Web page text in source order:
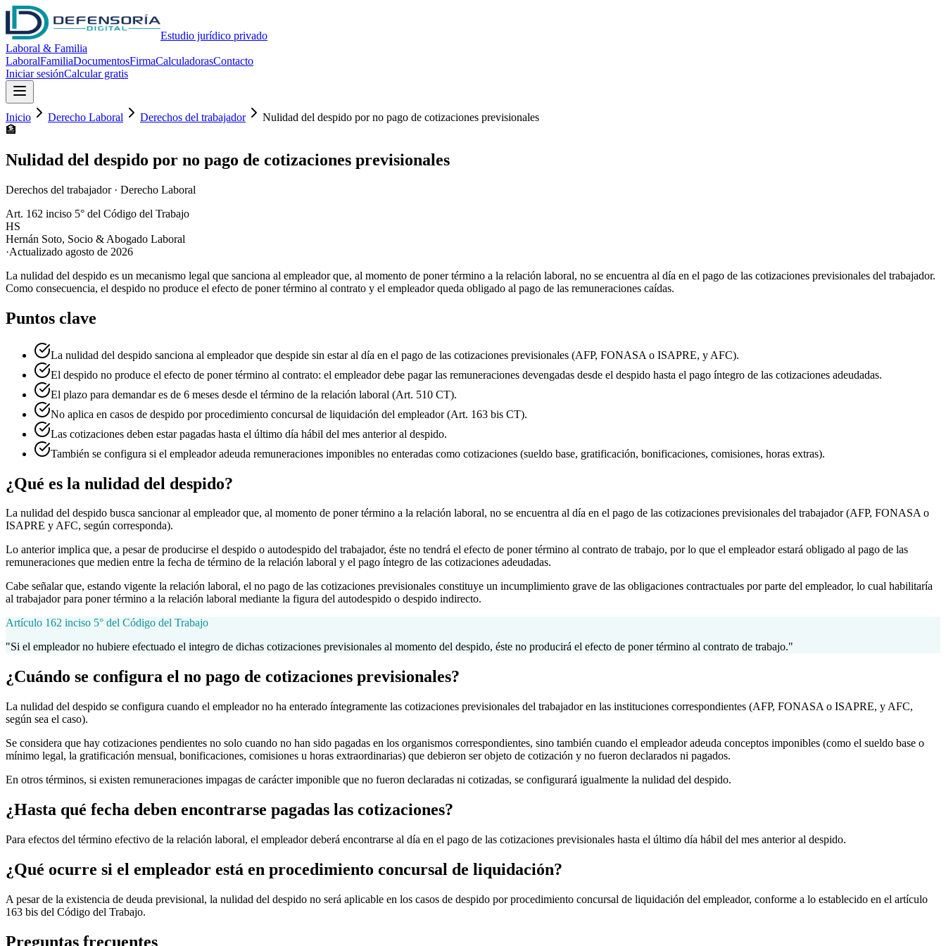
Estudio jurídico privado
Laboral & Familia
LaboralFamiliaDocumentosFirmaCalculadorasContacto
Iniciar sesiónCalcular gratis
Inicio Derecho Laboral Derechos del trabajador
Nulidad del despido por no pago de cotizaciones previsionales
🏦
Nulidad del despido por no pago de cotizaciones previsionales
Derechos del trabajador· Derecho Laboral
Art. 162 inciso 5° del Código del Trabajo
HS
Hernán Soto, Socio & Abogado Laboral
·Actualizado agosto de 2026
La nulidad del despido es un mecanismo legal que sanciona al empleador que, al momento de poner término a la relación laboral, no se encuentra al día en el pago de las cotizaciones previsionales del trabajador.
Como consecuencia, el despido no produce el efecto de poner término al contrato y el empleador queda obligado al pago de las remuneraciones caídas.
Puntos clave
La nulidad del despido sanciona al empleador que despide sin estar al día en el pago de las cotizaciones previsionales (AFP, FONASA o ISAPRE, y AFC).
El despido no produce el efecto de poner término al contrato: el empleador debe pagar las remuneraciones devengadas desde el despido hasta el pago íntegro de las cotizaciones adeudadas.
El plazo para demandar es de 6 meses desde el término de la relación laboral (Art. 510 CT).
No aplica en casos de despido por procedimiento concursal de liquidación del empleador (Art. 163 bis CT).
Las cotizaciones deben estar pagadas hasta el último día hábil del mes anterior al despido.
También se configura si el empleador adeuda remuneraciones imponibles no enteradas como cotizaciones (sueldo base, gratificación, bonificaciones, comisiones, horas extras).
¿Qué es la nulidad del despido?
La nulidad del despido busca sancionar al empleador que, al momento de poner término a la relación laboral, no se encuentra al día en el pago de las cotizaciones previsionales del trabajador (AFP, FONASA o
ISAPRE y AFC, según corresponda).
Lo anterior implica que, a pesar de producirse el despido o autodespido del trabajador, éste no tendrá el efecto de poner término al contrato de trabajo, por lo que el empleador estará obligado al pago de las
remuneraciones que medien entre la fecha de término de la relación laboral y el pago íntegro de las cotizaciones adeudadas.
Cabe señalar que, estando vigente la relación laboral, el no pago de las cotizaciones previsionales constituye un incumplimiento grave de las obligaciones contractuales por parte del empleador, lo cual habilitaría
al trabajador para poner término a la relación laboral mediante la figura del autodespido o despido indirecto.
Artículo 162 inciso 5° del Código del Trabajo
"Si el empleador no hubiere efectuado el integro de dichas cotizaciones previsionales al momento del despido, éste no producirá el efecto de poner término al contrato de trabajo."
¿Cuándo se configura el no pago de cotizaciones previsionales?
La nulidad del despido se configura cuando el empleador no ha enterado íntegramente las cotizaciones previsionales del trabajador en las instituciones correspondientes (AFP, FONASA o ISAPRE, y AFC,
según sea el caso).
Se considera que hay cotizaciones pendientes no solo cuando no han sido pagadas en los organismos correspondientes, sino también cuando el empleador adeuda conceptos imponibles (como el sueldo base o
mínimo legal, la gratificación mensual, bonificaciones, comisiones u horas extraordinarias) que debieron ser objeto de cotización y no fueron declarados ni pagados.
En otros términos, si existen remuneraciones impagas de carácter imponible que no fueron declaradas ni cotizadas, se configurará igualmente la nulidad del despido.
¿Hasta qué fecha deben encontrarse pagadas las cotizaciones?
Para efectos del término efectivo de la relación laboral, el empleador deberá encontrarse al día en el pago de las cotizaciones previsionales hasta el último día hábil del mes anterior al despido.
¿Qué ocurre si el empleador está en procedimiento concursal de liquidación?
A pesar de la existencia de deuda previsional, la nulidad del despido no será aplicable en los casos de despido por procedimiento concursal de liquidación del empleador, conforme a lo establecido en el artículo
163 bis del Código del Trabajo.
Preguntas frecuentes